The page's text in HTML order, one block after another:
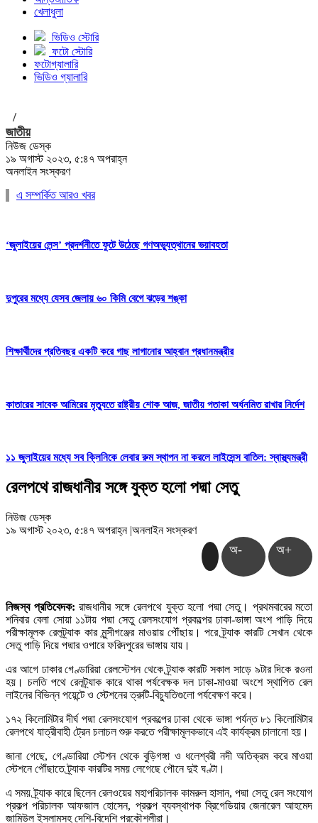
খেলাধুলা
ভিডিও স্টোরি
ফটো স্টোরি
ফটোগ্যালারি
ভিডিও গ্যালারি
/
জাতীয়
নিউজ ডেস্ক
১৯ অগাস্ট ২০২৩, ৫:৪৭ অপরাহ্ন
অনলাইন সংস্করণ
এ সম্পর্কিত আরও খবর
‘জুলাইয়ের লেন্স’ প্রদর্শনীতে ফুটে উঠেছে গণঅভ্যুত্থানের ভয়াবহতা
দুপুরের মধ্যে যেসব জেলায় ৬০ কিমি বেগে ঝড়ের শঙ্কা
শিক্ষার্থীদের প্রতিবছর একটি করে গাছ লাগানোর আহ্বান প্রধানমন্ত্রীর
কাতারের সাবেক আমিরের মৃত্যুতে রাষ্ট্রীয় শোক আজ, জাতীয় পতাকা অর্ধনমিত রাখার নির্দেশ
১১ জুলাইয়ের মধ্যে সব ক্লিনিকে লেবার রুম স্থাপন না করলে লাইসেন্স বাতিল: স্বাস্থ্যমন্ত্রী
রেলপথে রাজধানীর সঙ্গে যুক্ত হলো পদ্মা সেতু
নিউজ ডেস্ক
১৯ অগাস্ট ২০২৩, ৫:৪৭ অপরাহ্ন |অনলাইন সংস্করণ
অ- অ+
নিজস্ব প্রতিবেদক: রাজধানীর সঙ্গে রেলপথে যুক্ত হলো পদ্মা সেতু। প্রথমবারের মতো
শনিবার বেলা সোয়া ১১টায় পদ্মা সেতু রেলসংযোগ প্রকল্পের ঢাকা-ভাঙ্গা অংশ পাড়ি দিয়ে
পরীক্ষামূলক রেলট্র্যাক কার মুন্সীগঞ্জের মাওয়ায় পৌঁছায়। পরে ট্র্যাক কারটি সেখান থেকে
সেতু পাড়ি দিয়ে পদ্মার ওপারে ফরিদপুরের ভাঙ্গায় যায়।
এর আগে ঢাকার গেণ্ডারিয়া রেলস্টেশন থেকে ট্র্যাক কারটি সকাল সাড়ে ৯টার দিকে রওনা
হয়। চলতি পথে রেলট্র্যাক কারে থাকা পর্যবেক্ষক দল ঢাকা-মাওয়া অংশে স্থাপিত রেল
লাইনের বিভিন্ন পয়েন্টে ও স্টেশনের ত্রুটি-বিচ্যুতিগুলো পর্যবেক্ষণ করে।
১৭২ কিলোমিটার দীর্ঘ পদ্মা রেলসংযোগ প্রকল্পের ঢাকা থেকে ভাঙ্গা পর্যন্ত ৮১ কিলোমিটার
রেলপথে যাত্রীবাহী ট্রেন চলাচল শুরু করতে পরীক্ষামূলকভাবে এই কার্যক্রম চালানো হয়।
জানা গেছে, গেণ্ডারিয়া স্টেশন থেকে বুড়িগঙ্গা ও ধলেশ্বরী নদী অতিক্রম করে মাওয়া
স্টেশনে পৌঁছাতে ট্র্যাক কারটির সময় লেগেছে পৌনে দুই ঘণ্টা।
এ সময় ট্র্যাক কারে ছিলেন রেলওয়ের মহাপরিচালক কামরুল হাসান, পদ্মা সেতু রেল সংযোগ
প্রকল্প পরিচালক আফজাল হোসেন, প্রকল্প ব্যবস্থাপক ব্রিগেডিয়ার জেনারেল আহমেদ
জামিউল ইসলামসহ দেশি-বিদেশি প্রকৌশলীরা।